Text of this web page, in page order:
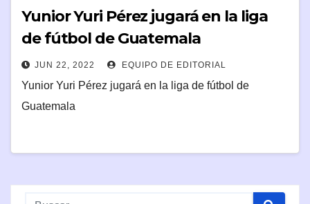
Yunior Yuri Pérez jugará en la liga
de fútbol de Guatemala
JUN 22, 2022 EQUIPO DE EDITORIAL
Yunior Yuri Pérez jugará en la liga de fútbol de
Guatemala